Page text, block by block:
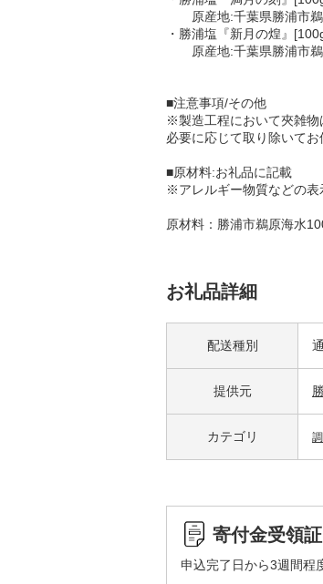
原産地:千葉県勝浦市鵜
・勝浦塩『新月の煌』
原産地:千葉県勝浦市鵜
■注意事項/その他
※製造工程において夾雑物
必要に応じて取り除いてお
■原材料:お礼品に記載
※アレルギー物質などの表
原材料：勝浦市鵜原海水
お礼品詳細
配送種別
提供元
カテゴリ
寄付金受領
申込完了日から3週間程